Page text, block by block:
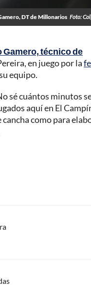
DT de Millonarios Foto:
Gamero, técnico de
en juego por la
equipo.
sé cuántos minutos
aquí en El
como para